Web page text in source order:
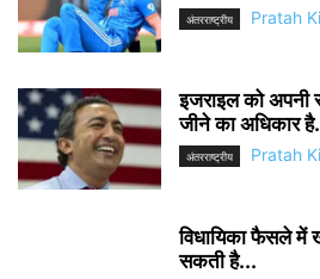
अंतरराष्ट्रीय Pratah
इजराइल को अपनी
जीने का अधिकार
अंतरराष्ट्रीय Pratah
विधायिका फैसले में
सकती है...